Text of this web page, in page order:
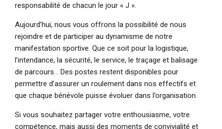
responsabilité de chacun le jour « J ».
Aujourd’hui, nous vous offrons la possibilité de nous
rejoindre et de participer au dynamisme de notre
manifestation sportive. Que ce soit pour la logistique,
l’intendance, la sécurité, le service, le traçage et balisage
de parcours… Des postes restent disponibles pour
permettre d’assurer un roulement dans nos effectifs et
que chaque bénévole puisse évoluer dans l’organisation.
Si vous souhaitez partager votre enthousiasme, votre
compétence, mais aussi des moments de convivialité et